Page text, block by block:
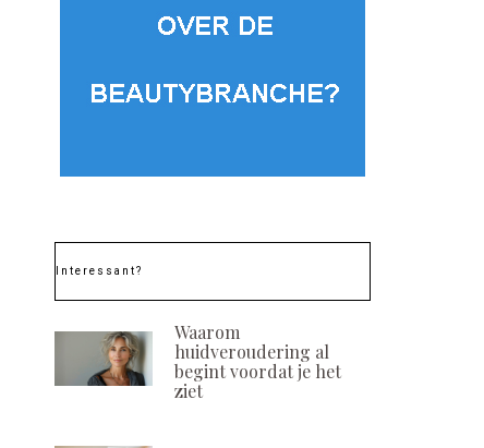
Interessant?
Waarom
huidveroudering al
begint voordat je het
ziet